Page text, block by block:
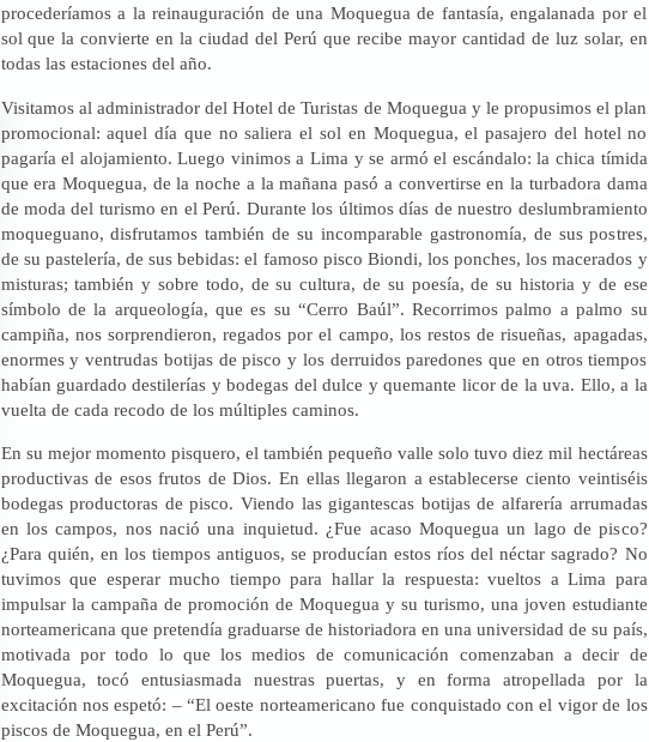
procederíamos a la reinauguración de una Moquegua de fantasía, engalanada por el
sol que la convierte en la ciudad del Perú que recibe mayor cantidad de luz solar, en
todas las estaciones del año.
Visitamos al administrador del Hotel de Turistas de Moquegua y le propusimos el plan
promocional: aquel día que no saliera el sol en Moquegua, el pasajero del hotel no
pagaría el alojamiento. Luego vinimos a Lima y se armó el escándalo: la chica tímida
que era Moquegua, de la noche a la mañana pasó a convertirse en la turbadora dama
de moda del turismo en el Perú. Durante los últimos días de nuestro deslumbramiento
moqueguano, disfrutamos también de su incomparable gastronomía, de sus postres,
de su pastelería, de sus bebidas: el famoso pisco Biondi, los ponches, los macerados y
misturas; también y sobre todo, de su cultura, de su poesía, de su historia y de ese
símbolo de la arqueología, que es su “Cerro Baúl”. Recorrimos palmo a palmo su
campiña, nos sorprendieron, regados por el campo, los restos de risueñas, apagadas,
enormes y ventrudas botijas de pisco y los derruidos paredones que en otros tiempos
habían guardado destilerías y bodegas del dulce y quemante licor de la uva. Ello, a la
vuelta de cada recodo de los múltiples caminos.
En su mejor momento pisquero, el también pequeño valle solo tuvo diez mil hectáreas
productivas de esos frutos de Dios. En ellas llegaron a establecerse ciento veintiséis
bodegas productoras de pisco. Viendo las gigantescas botijas de alfarería arrumadas
en los campos, nos nació una inquietud. ¿Fue acaso Moquegua un lago de pisco?
¿Para quién, en los tiempos antiguos, se producían estos ríos del néctar sagrado? No
tuvimos que esperar mucho tiempo para hallar la respuesta: vueltos a Lima para
impulsar la campaña de promoción de Moquegua y su turismo, una joven estudiante
norteamericana que pretendía graduarse de historiadora en una universidad de su país,
motivada por todo lo que los medios de comunicación comenzaban a decir de
Moquegua, tocó entusiasmada nuestras puertas, y en forma atropellada por la
excitación nos espetó: – “El oeste norteamericano fue conquistado con el vigor de los
piscos de Moquegua, en el Perú”.